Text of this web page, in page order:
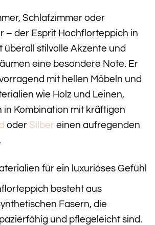
Schlafzimmer oder
– der Esprit Hochflorteppich in
überall stilvolle Akzente und
eine besondere Note. Er
mit hellen Möbeln und
wie Holz und Leinen,
in Kombination mit kräftigen
oder Silber einen aufregenden
für ein luxuriöses Gefühl
besteht aus
Fasern, die
und pflegeleicht sind.